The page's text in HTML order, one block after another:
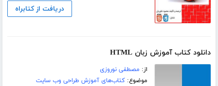
دریافت از کتابراه
دانلود کتاب آموزش زبان HTML
از: مصطفی نوروزی
موضوع:کتاب‌های آموزش طراحی وب سایت